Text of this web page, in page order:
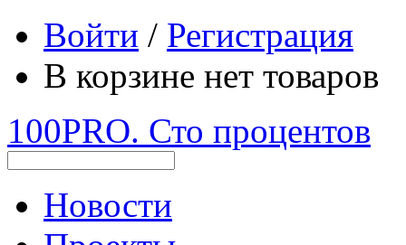
Войти / Регистрация
В корзине нет товаров
100PRO. Сто процентов
Новости